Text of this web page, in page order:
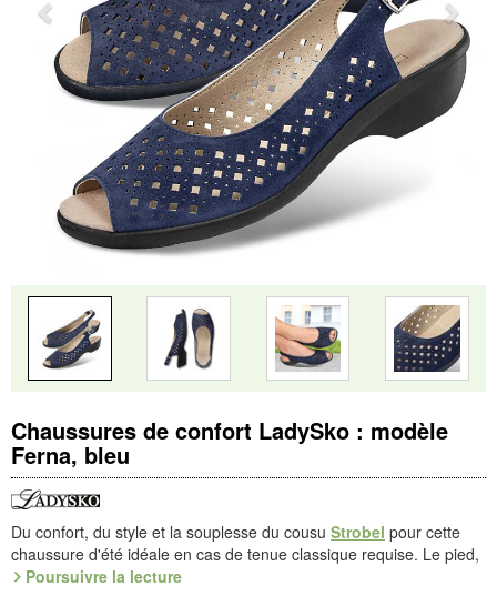
Chaussures de confort LadySko : modèle
Ferna, bleu
Du confort, du style et la souplesse du cousu Strobel pour cette
chaussure d'été idéale en cas de tenue classique requise. Le pied,
même nu, est idéalement maintenu dans son axe. Bride arrière
Poursuivre la lecture